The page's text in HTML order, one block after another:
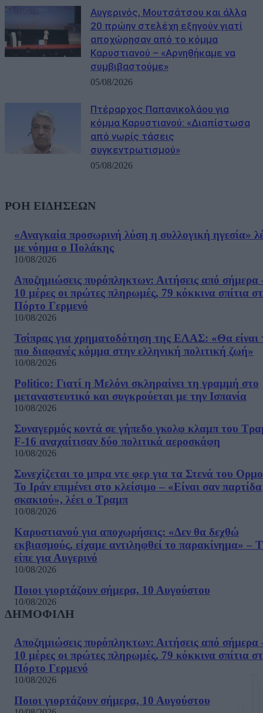
Αυγερινός, Μουτσάτσου και άλλα
20 πρώην στελέχη εξηγούν γιατί
αποχώρησαν από το κόμμα
Καρυστιανού – «Αρνηθήκαμε να
συμβιβαστούμε»
05/08/2026
Πτέραρχος Παπανικολάου για
κόμμα Καρυστιανού: «Διαπίστωσα
από νωρίς τάσεις
συγκεντρωτισμού»
05/08/2026
ΡΟΗ ΕΙΔΗΣΕΩΝ
«Αναγκαία προσωρινή λύση η συλλογική ηγεσία»
με νόημα ο Πολάκης
10/08/2026
Αποζημιώσεις πυρόπληκτων: Αιτήσεις από σήμερα
10 μέρες οι πρώτες πληρωμές, 79 κόκκινα σπίτια
Πόρτο Γερμενό
10/08/2026
Τσίπρας για χρηματοδότηση της ΕΛΑΣ: «Θα είναι
πιο διαφανές κόμμα στην ελληνική πολιτική ζωή»
10/08/2026
Politico: Γιατί η Μελόνι σκληραίνει τη γραμμή στο
μεταναστευτικό και συγκρούεται με την Ισπανία
10/08/2026
Συναγερμός κοντά σε γήπεδο γκολφ κλαμπ του
F-16 αναχαίτισαν δύο πολιτικά αεροσκάφη
10/08/2026
Συνεχίζεται το μπρα ντε φερ για τα Στενά του
Το Ιράν επιμένει στο κλείσιμο – «Είναι σαν παρτίδα
σκακιού», λέει ο Τραμπ
10/08/2026
Καρυστιανού για αποχωρήσεις: «Δεν θα δεχθώ
εκβιασμούς, είχαμε αντιληφθεί το παρακίνημα» –
είπε για Αυγερινό
10/08/2026
Ποιοι γιορτάζουν σήμερα, 10 Αυγούστου
10/08/2026
ΔΗΜΟΦΙΛΗ
Αποζημιώσεις πυρόπληκτων: Αιτήσεις από σήμερα
10 μέρες οι πρώτες πληρωμές, 79 κόκκινα σπίτια
Πόρτο Γερμενό
10/08/2026
Ποιοι γιορτάζουν σήμερα, 10 Αυγούστου